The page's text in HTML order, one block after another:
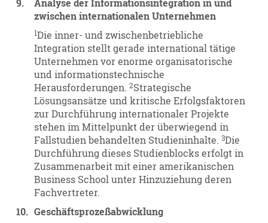
9.
Analyse der Informationsintegration in und
zwischen internationalen Unternehmen
1Die inner- und zwischenbetriebliche
Integration stellt gerade international tätige
Unternehmen vor enorme organisatorische
und informationstechnische
Herausforderungen.2Strategische
Lösungsansätze und kritische Erfolgsfaktoren
zur Durchführung internationaler Projekte
stehen im Mittelpunkt der überwiegend in
Fallstudien behandelten Studieninhalte.3Die
Durchführung dieses Studienblocks erfolgt in
Zusammenarbeit mit einer amerikanischen
Business School unter Hinzuziehung deren
Fachvertreter.
10. Geschäftsprozeßabwicklung